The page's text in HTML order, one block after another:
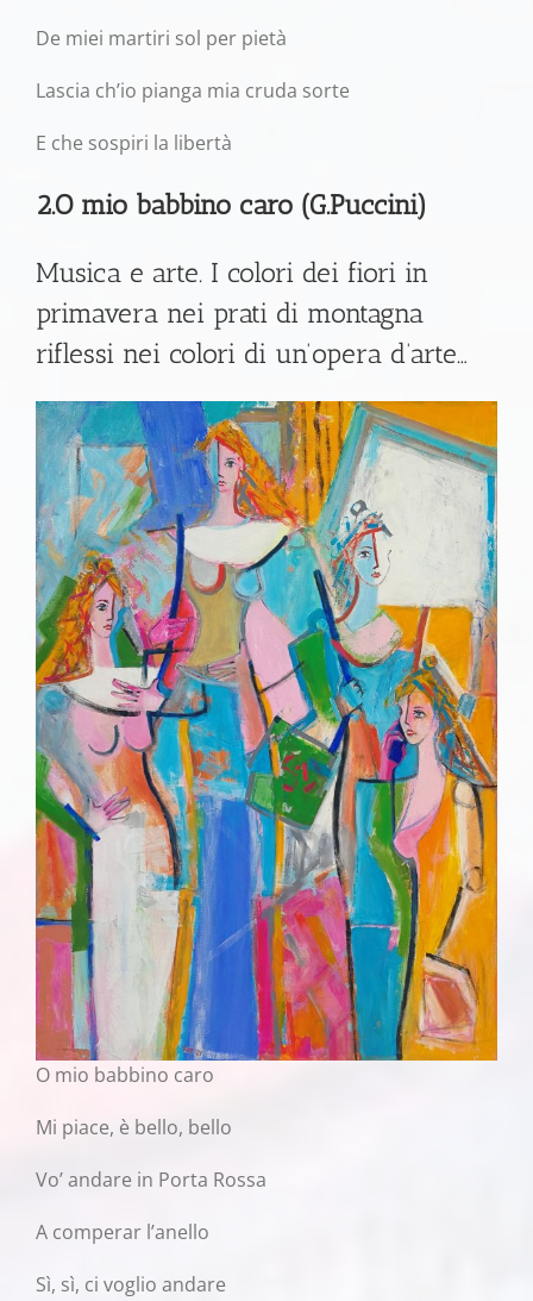
De miei martiri sol per pietà
Lascia ch’io pianga mia cruda sorte
E che sospiri la libertà
2.O mio babbino caro (G.Puccini)
Musica e arte. I colori dei fiori in
primavera nei prati di montagna
riflessi nei colori di un’opera d’arte…
O mio babbino caro
Mi piace, è bello, bello
Vo’ andare in Porta Rossa
A comperar l’anello
Sì, sì, ci voglio andare